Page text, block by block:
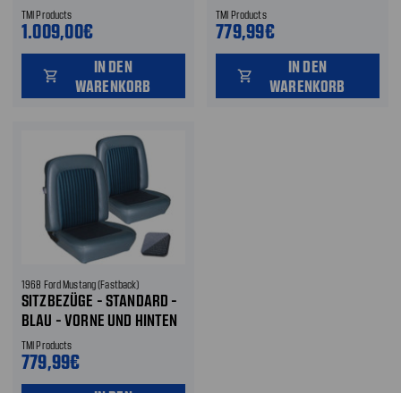
TMI Products
1.009,00€
shopping_cart
IN DEN
WARENKORB
TMI Products
779,99€
shopping_cart
IN DEN
WARENKORB
1968 Ford Mustang (Fastback)
SITZBEZÜGE - STANDARD -
BLAU - VORNE UND HINTEN
TMI Products
779,99€